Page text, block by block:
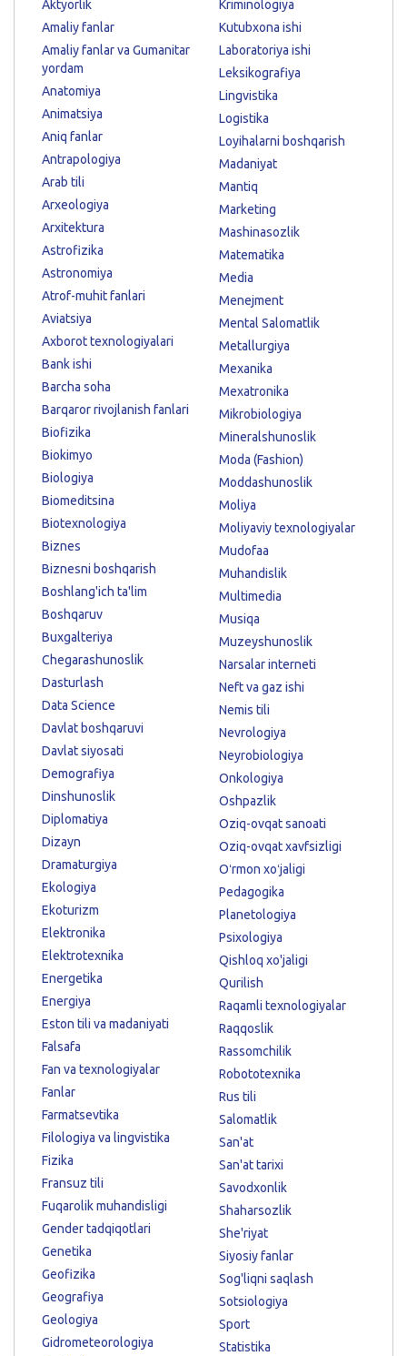
Aktyorlik
Amaliy fanlar
Amaliy fanlar va Gumanitar
yordam
Anatomiya
Animatsiya
Aniq fanlar
Antrapologiya
Arab tili
Arxeologiya
Arxitektura
Astrofizika
Astronomiya
Atrof-muhit fanlari
Aviatsiya
Axborot texnologiyalari
Bank ishi
Barcha soha
Barqaror rivojlanish fanlari
Biofizika
Biokimyo
Biologiya
Biomeditsina
Biotexnologiya
Biznes
Biznesni boshqarish
Boshlang'ich ta'lim
Boshqaruv
Buxgalteriya
Chegarashunoslik
Dasturlash
Data Science
Davlat boshqaruvi
Davlat siyosati
Demografiya
Dinshunoslik
Diplomatiya
Dizayn
Dramaturgiya
Ekologiya
Ekoturizm
Elektronika
Elektrotexnika
Energetika
Energiya
Eston tili va madaniyati
Falsafa
Fan va texnologiyalar
Fanlar
Farmatsevtika
Filologiya va lingvistika
Fizika
Fransuz tili
Fuqarolik muhandisligi
Gender tadqiqotlari
Genetika
Geofizika
Geografiya
Geologiya
Gidrometeorologiya
Kriminologiya
Kutubxona ishi
Laboratoriya ishi
Leksikografiya
Lingvistika
Logistika
Loyihalarni boshqarish
Madaniyat
Mantiq
Marketing
Mashinasozlik
Matematika
Media
Menejment
Mental Salomatlik
Metallurgiya
Mexanika
Mexatronika
Mikrobiologiya
Mineralshunoslik
Moda (Fashion)
Moddashunoslik
Moliya
Moliyaviy texnologiyalar
Mudofaa
Muhandislik
Multimedia
Musiqa
Muzeyshunoslik
Narsalar interneti
Neft va gaz ishi
Nemis tili
Nevrologiya
Neyrobiologiya
Onkologiya
Oshpazlik
Oziq-ovqat sanoati
Oziq-ovqat xavfsizligi
Oʻrmon xoʻjaligi
Pedagogika
Planetologiya
Psixologiya
Qishloq xo'jaligi
Qurilish
Raqamli texnologiyalar
Raqqoslik
Rassomchilik
Robototexnika
Rus tili
Salomatlik
San'at
San'at tarixi
Savodxonlik
Shaharsozlik
She'riyat
Siyosiy fanlar
Sog'liqni saqlash
Sotsiologiya
Sport
Statistika